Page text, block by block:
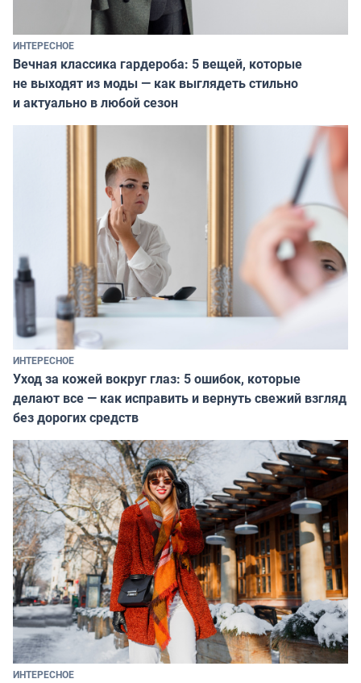
ИНТЕРЕСНОЕ
Вечная классика гардероба: 5 вещей, которые
не выходят из моды — как выглядеть стильно
и актуально в любой сезон
ИНТЕРЕСНОЕ
Уход за кожей вокруг глаз: 5 ошибок, которые
делают все — как исправить и вернуть свежий взгляд
без дорогих средств
ИНТЕРЕСНОЕ